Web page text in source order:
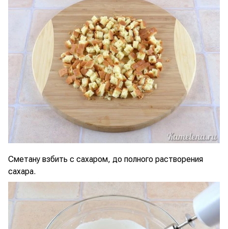
Сметану взбить с сахаром, до полного растворения
сахара.